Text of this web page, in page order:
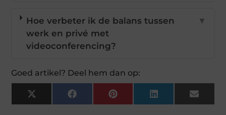
Hoe verbeter ik de balans tussen
werk en privé met
videoconferencing?
▼
Goed artikel? Deel hem dan op:
X
(Twitter)
FacebookPinterestLinkedInEmail